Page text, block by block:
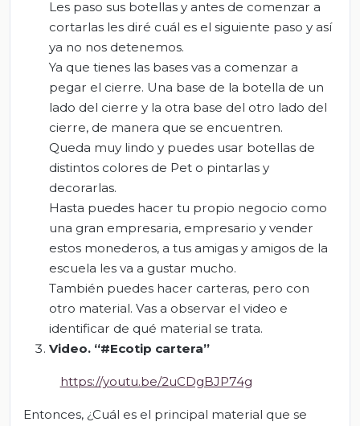
Les paso sus botellas y antes de comenzar a
cortarlas les diré cuál es el siguiente paso y así
ya no nos detenemos.
Ya que tienes las bases vas a comenzar a
pegar el cierre. Una base de la botella de un
lado del cierre y la otra base del otro lado del
cierre, de manera que se encuentren.
Queda muy lindo y puedes usar botellas de
distintos colores de Pet o pintarlas y
decorarlas.
Hasta puedes hacer tu propio negocio como
una gran empresaria, empresario y vender
estos monederos, a tus amigas y amigos de la
escuela les va a gustar mucho.
También puedes hacer carteras, pero con
otro material. Vas a observar el video e
identificar de qué material se trata.
Video. “#Ecotip cartera”
https://youtu.be/2uCDgBJP74g
Entonces, ¿Cuál es el principal material que se